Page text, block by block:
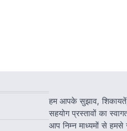
हम आपके सुझाव,
सहयोग प्रस्तावों का
आप निम्न माध्यमों से